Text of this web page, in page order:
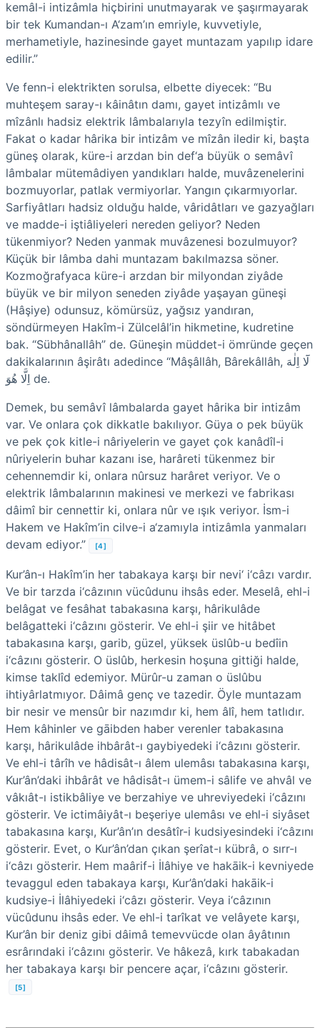
kemâl-i intizâmla hiçbirini unutmayarak ve şaşırmayarak
bir tek Kumandan-ı A‘zam’ın emriyle, kuvvetiyle,
merhametiyle, hazinesinde gayet muntazam yapılıp idare
edilir.”
Ve fenn-i elektrikten sorulsa, elbette diyecek: “Bu
muhteşem saray-ı kâinâtın damı, gayet intizâmlı ve
mîzânlı hadsiz elektrik lâmbalarıyla tezyîn edilmiştir.
Fakat o kadar hârika bir intizâm ve mîzân iledir ki, başta
güneş olarak, küre-i arzdan bin def‘a büyük o semâvî
lâmbalar mütemâdiyen yandıkları halde, muvâzenelerini
bozmuyorlar, patlak vermiyorlar. Yangın çıkarmıyorlar.
Sarfiyâtları hadsiz olduğu halde, vâridâtları ve gazyağları
ve madde-i iştiâliyeleri nereden geliyor? Neden
tükenmiyor? Neden yanmak muvâzenesi bozulmuyor?
Küçük bir lâmba dahi muntazam bakılmazsa söner.
Kozmoğrafyaca küre-i arzdan bir milyondan ziyâde
büyük ve bir milyon seneden ziyâde yaşayan güneşi
(Hâşiye) odunsuz, kömürsüz, yağsız yandıran,
söndürmeyen Hakîm-i Zülcelâl’in hikmetine, kud­re­tine
bak. “Sübhânallâh” de. Güneşin müddet-i ömründe geçen
dakikalarının âşirâtı adedince “Mâşâllâh, Bârekâllâh, لَٓا اِلٰهَ
اِلَّا هُوَ de.
Demek, bu semâvî lâmbalarda gayet hârika bir intizâm
var. Ve onlara çok dikkatle bakılıyor. Güya o pek büyük
ve pek çok kitle-i nâriyelerin ve gayet çok kanâdîl-i
nûriyelerin buhar kazanı ise, harâreti tükenmez bir
cehennemdir ki, onlara nûrsuz harâret veriyor. Ve o
elektrik lâmbalarının makinesi ve merkezi ve fabrikası
dâimî bir cennettir ki, onlara nûr ve ışık veriyor. İsm-i
Hakem ve Hakîm’in cilve-i a‘zamıyla intizâmla yanmaları
devam ediyor.”
[4]
Kur’ân-ı Hakîm’in her tabakaya karşı bir nevi‘ i‘câzı vardır.
Ve bir tarzda i‘câzının vücûdunu ihsâs eder. Meselâ, ehl-i
belâgat ve fesâhat tabakasına karşı, hârikulâde
belâgatteki i‘câzını gösterir. Ve ehl-i şiir ve hitâbet
tabakasına karşı, garib, güzel, yüksek üslûb-u bedîin
i‘câzını gösterir. O üslûb, herkesin hoşuna gittiği halde,
kimse taklîd edemiyor. Mürûr-u zaman o üslûbu
ihtiyârlatmıyor. Dâimâ genç ve tazedir. Öyle muntazam
bir nesir ve mensûr bir nazımdır ki, hem âlî, hem tatlıdır.
Hem kâhinler ve gāibden haber verenler tabakasına
karşı, hârikulâde ihbârât-ı gaybiyedeki i‘câzını gösterir.
Ve ehl-i târîh ve hâdisât-ı âlem ulemâsı tabakasına karşı,
Kur’ân’daki ihbârât ve hâdisât-ı ümem-i sâlife ve ahvâl ve
vâkıât-ı istikbâliye ve berzahiye ve uhreviyedeki i‘câzını
gösterir. Ve ictimâiyât-ı beşeriye ulemâsı ve ehl-i siyâset
tabakasına karşı, Kur’ân’ın desâtîr-i kudsiyesindeki i‘câzını
gösterir. Evet, o Kur’ân’dan çıkan şerîat-ı kübrâ, o sırr-ı
i‘câzı gösterir. Hem maârif-i İlâhiye ve hakāik-i kevniyede
tevaggul eden tabakaya karşı, Kur’ân’daki hakāik-i
kudsiye-i İlâhiyedeki i‘câzı gösterir. Veya i‘câzının
vücûdunu ihsâs eder. Ve ehl-i tarîkat ve velâyete karşı,
Kur’ân bir deniz gibi dâimâ temevvücde olan âyâtının
esrârındaki i‘câzını gösterir. Ve hâkezâ, kırk tabakadan
her tabakaya karşı bir pencere açar, i‘câzını gösterir.
[5]